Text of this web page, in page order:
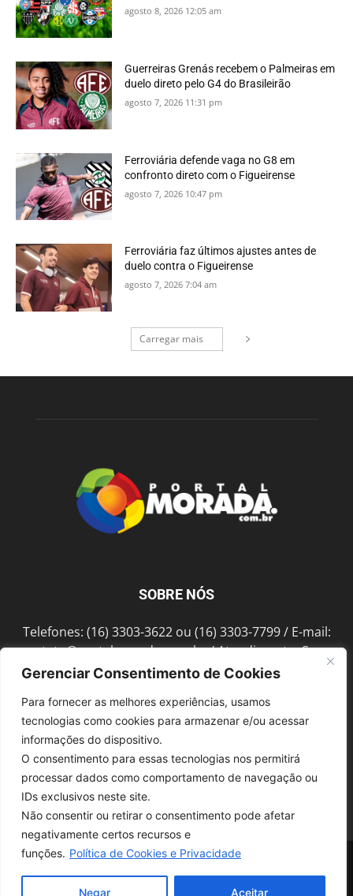
Gerenciar Consentimento de Cookies
Para fornecer as melhores experiências, usamos
tecnologias como cookies para armazenar e/ou acessar
informações do dispositivo.
O consentimento para essas tecnologias nos permitirá
processar dados como comportamento de navegação ou
IDs exclusivos neste site.
Não consentir ou retirar o consentimento pode afetar
negativamente certos recursos e
funções. Política de Cookies e Privacidade
Negar Aceitar
agosto 8, 2026 12:05 am
Guerreiras Grenás recebem o Palmeiras em
duelo direto pelo G4 do Brasileirão
agosto 7, 2026 11:31 pm
Ferroviária defende vaga no G8 em
confronto direto com o Figueirense
agosto 7, 2026 10:47 pm
Ferroviária faz últimos ajustes antes de
duelo contra o Figueirense
agosto 7, 2026 7:04 am
Carregar mais
SOBRE NÓS
Telefones: (16) 3303-3622 ou (16) 3303-7799 / E-mail:
contato@portalmorada.com.br/ Atendimento: Seg a
Sex das 8h às 18h / Endereço: Av. Bento de Abreu, 889
SIGA-NOS
© 1997-2022, GRUPO ROBERTO MONTORO É proibida a reprodução do
conteúdo em qualquer meio de comunicação, eletrônico ou impresso,